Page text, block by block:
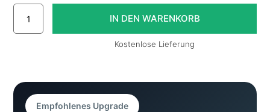
Kostenlose Lieferung
Empfohlenes Upgrade